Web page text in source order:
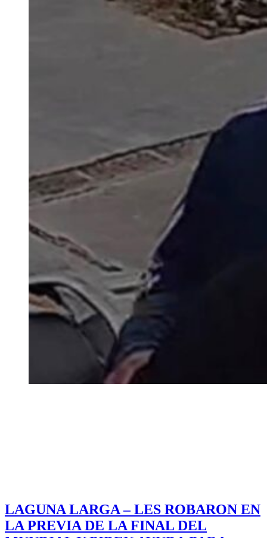
LAGUNA LARGA – LES ROBARON EN
LA PREVIA DE LA FINAL DEL